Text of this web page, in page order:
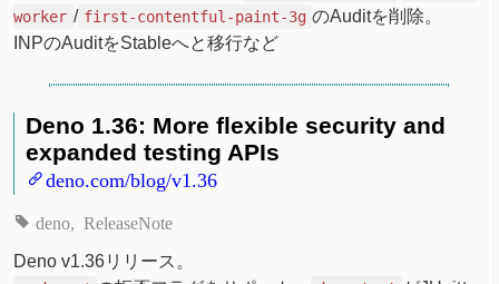
worker / first-contentful-paint-3g のAuditを削除。
INPのAuditをStableへと移行など
Deno 1.36: More flexible security and
expanded testing APIs
deno.com/blog/v1.36
deno ReleaseNote
Deno v1.36リリース。